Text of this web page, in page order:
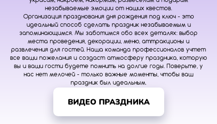
незабываемые эмоции от наших квестов.
Организация празднования дня рождения под ключ - это
идеальный способ сделать праздник незабываемым и
запоминающимся. Мы заботимся обо всех деталях: выбор
места проведения, декорации, меню, аттракционы и
развлечения для гостей. Наша команда профессионалов учтет
все ваши пожелания и создаст атмосферу праздника, которую
вы и ваши гости будете помнить на долгие годы. Поверьте, у
нас нет мелочей - только важные моменты, чтобы ваш
праздник был идеальным.
ВИДЕО ПРАЗДНИКА